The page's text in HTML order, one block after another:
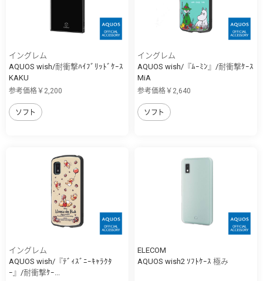
イングレム
AQUOS wish/耐衝撃ﾊｲﾌﾞﾘｯﾄﾞｹｰｽ
KAKU
参考価格￥2,200
ソフト
イングレム
AQUOS wish/『ﾑｰﾐﾝ』/耐衝撃ｹｰｽ
MiA
参考価格￥2,640
ソフト
イングレム
AQUOS wish/『ﾃﾞｨｽﾞﾆｰｷｬﾗｸﾀ
ｰ』/耐衝撃ｹｰ...
ELECOM
AQUOS wish2 ｿﾌﾄｹｰｽ 極み